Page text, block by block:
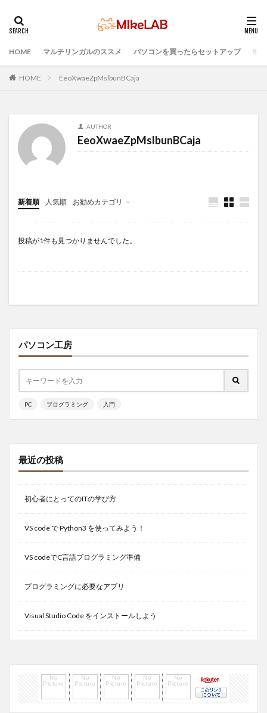
HOME マルチリンガルのススメ パソコンを買ったらセットアップ プ
HOME EeoXwaeZpMslbunBCaja
AUTHOR
EeoXwaeZpMslbunBCaja
新着順 人気順 お勧めカテゴリ
Infomation
投稿が1件も見つかりませんでした。
パソコン工房
PC プログラミング 入門
最近の投稿
初心者にとってのITの学び方
VS code で Python3 を使ってみよう！
VS codeでC言語プログラミング準備
プログラミングに必要なアプリ
Visual Studio Code をインストールしよう
タグ
どれがいい 選ぶ PCセットアップ
PC準備
プログラミング準備
Visual Studio Code